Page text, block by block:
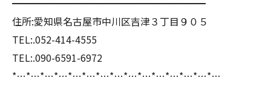
━━━━━━━━━━━━━━━━━━━━
住所:愛知県名古屋市中川区吉津３丁目９０５
TEL:.052-414-4555
TEL:.090-6591-6972
*…*…*…*…*…*…*…*…*…*…*…*…*…*…*…